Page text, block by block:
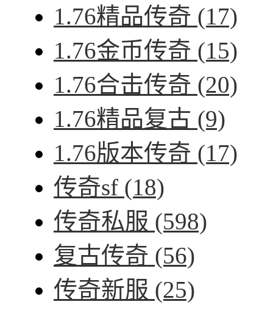
1.76精品传奇 (17)
1.76金币传奇 (15)
1.76合击传奇 (20)
1.76精品复古 (9)
1.76版本传奇 (17)
传奇sf (18)
传奇私服 (598)
复古传奇 (56)
传奇新服 (25)